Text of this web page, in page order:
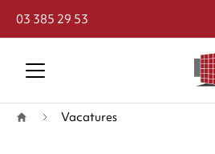
03 385 29 53
Terug naar startpagina
Vacatures